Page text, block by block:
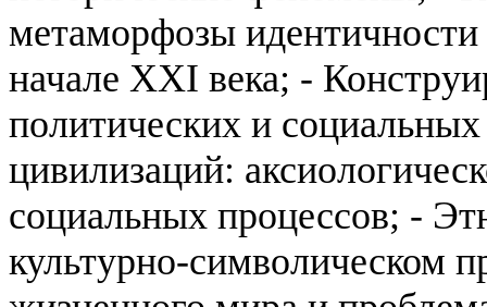
метаморфозы идентичности
начале XXI века; -
политических и
цивилизаций:
социальных процессов; -
культурно-символическом